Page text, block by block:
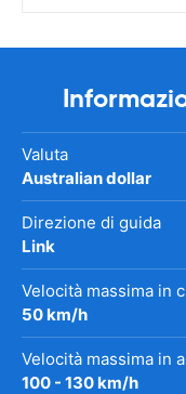
Valuta
Australian dollar
Direzione di guida
Link
Velocità massima in
50 km/h
Velocità massima in
100 - 130 km/h